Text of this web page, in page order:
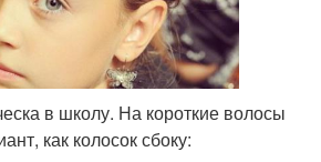
в школу. На короткие волосы
как колосок сбоку: